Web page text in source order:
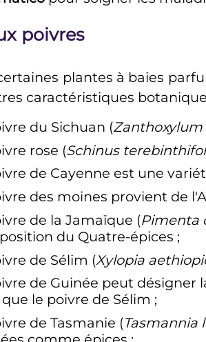
poivres
plantes à baies
caractéristiques
du Sichuan (
rose (Schinus
de Cayenne est une
des moines provient de
de la Jamaïque (Pimenta
du Quatre-épices ;
de Sélim (Xylopia
de Guinée peut désigner
le poivre de Sélim ;
de Tasmanie (Tasmannia